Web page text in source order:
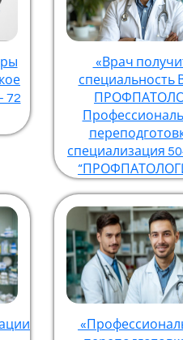
72
«Врач
специальность
специализация